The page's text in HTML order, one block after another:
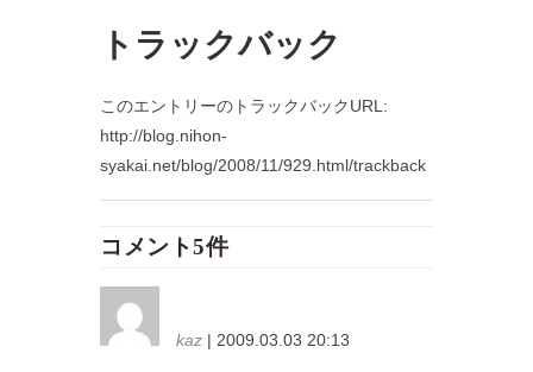
トラックバック
このエントリーのトラックバックURL:
http://blog.nihon-
syakai.net/blog/2008/11/929.html/trackback
コメント5件
kaz | 2009.03.03 20:13